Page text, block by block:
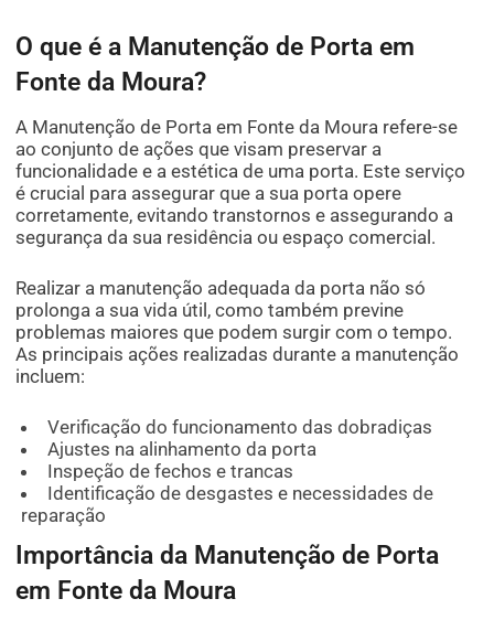
O que é a Manutenção de Porta em
Fonte da Moura?
A Manutenção de Porta em Fonte da Moura refere-se
ao conjunto de ações que visam preservar a
funcionalidade e a estética de uma porta. Este serviço
é crucial para assegurar que a sua porta opere
corretamente, evitando transtornos e assegurando a
segurança da sua residência ou espaço comercial.
Realizar a manutenção adequada da porta não só
prolonga a sua vida útil, como também previne
problemas maiores que podem surgir com o tempo.
As principais ações realizadas durante a manutenção
incluem:
Verificação do funcionamento das dobradiças
Ajustes na alinhamento da porta
Inspeção de fechos e trancas
Identificação de desgastes e necessidades de
reparação
Importância da Manutenção de Porta
em Fonte da Moura